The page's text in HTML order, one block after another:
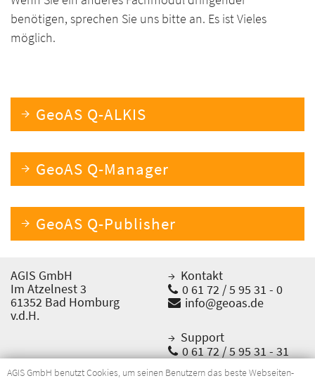
benötigen, sprechen Sie uns bitte an. Es ist Vieles
möglich.
GeoAS Q-ALKIS
GeoAS Q-Manager
GeoAS Q-Publisher
AGIS GmbH
Im Atzelnest 3
61352 Bad Homburg
v.d.H.
Kontakt
0 61 72 / 5 95 31 - 0
info@geoas.de
Support
0 61 72 / 5 95 31 - 31
support@geoas.de
AGIS GmbH benutzt Cookies, um seinen Benutzern das beste Webseiten-